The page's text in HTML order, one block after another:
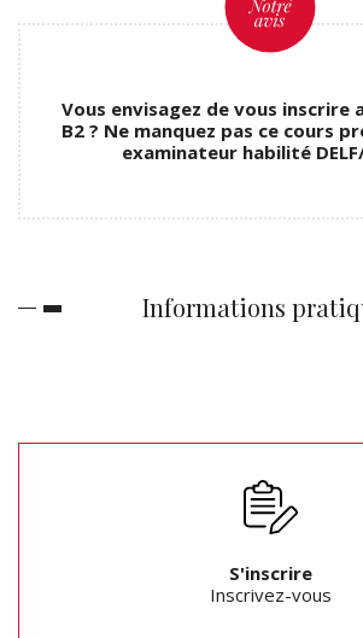
Vous envisagez de vous inscrire
B2 ? Ne manquez pas ce cours
examinateur habilité
Informations
S'inscrire
Inscrivez-vous